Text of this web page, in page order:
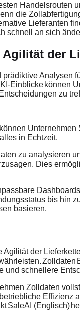
Handelsrouten
die
Lieferanten
schnell an sich
der
Analysen
Einblicke können
zu
in Echtzeit.
zu analysieren
Dies
bis hin
basieren.
der
Zolldaten
schnellere
Zolldaten
Effizienz
SaleAI (Englisch)